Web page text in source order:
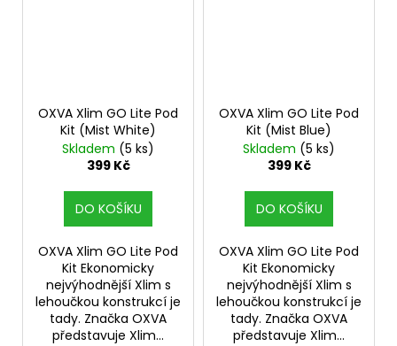
OXVA Xlim GO Lite Pod
Kit (Mist White)
Skladem (5 ks)
399 Kč
DO KOŠÍKU
OXVA Xlim GO Lite Pod
Kit Ekonomicky
nejvýhodnější Xlim s
lehoučkou konstrukcí je
tady. Značka OXVA
představuje Xlim...
OXVA Xlim GO Lite Pod
Kit (Mist Blue)
Skladem (5 ks)
399 Kč
DO KOŠÍKU
OXVA Xlim GO Lite Pod
Kit Ekonomicky
nejvýhodnější Xlim s
lehoučkou konstrukcí je
tady. Značka OXVA
představuje Xlim...